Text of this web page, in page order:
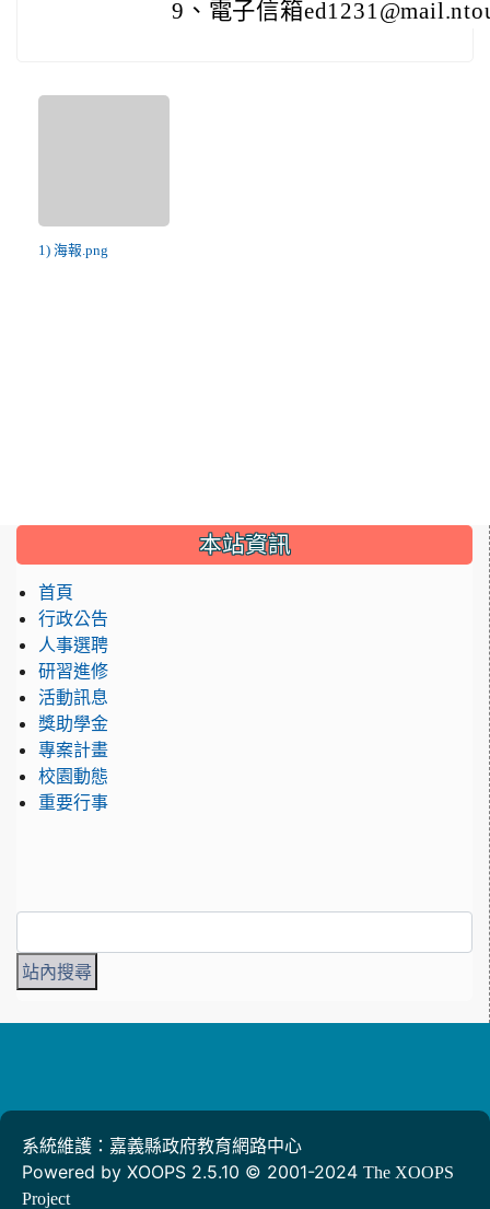
9、電子信箱
1) 海報.png
::: 本站資訊
首頁
行政公告
人事選聘
研習進修
活動訊息
獎助學金
專案計畫
校園動態
重要行事
系統維護：嘉義縣政府教育網路中心
Powered by XOOPS 2.5.10 © 2001-2024 The XOOPS
Project